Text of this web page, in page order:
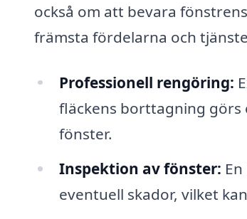
också om att bevara
främsta fördelarna och
Professionell rengöring:
fläckens borttagning
fönster.
Inspektion av fönster:
eventuell skador, vilket